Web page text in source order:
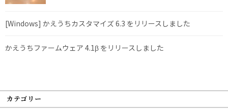
[Windows] かえうちカスタマイズ 6.3 をリリースしました
かえうちファームウェア 4.1β をリリースしました
カテゴリー